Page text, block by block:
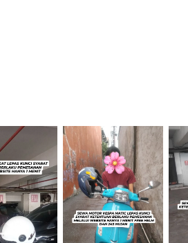
Parkir
Antar Jemput
Kendaraan